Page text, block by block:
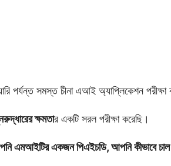
পর্যন্ত সমস্ত চীনা এআই অ্যাপ্লিকেশন পরীক্ষা
ক্ষমতার একটি সরল পরীক্ষা করেছি।
এমআইটির একজন পিএইচডি, আপনি কীভাবে চাল